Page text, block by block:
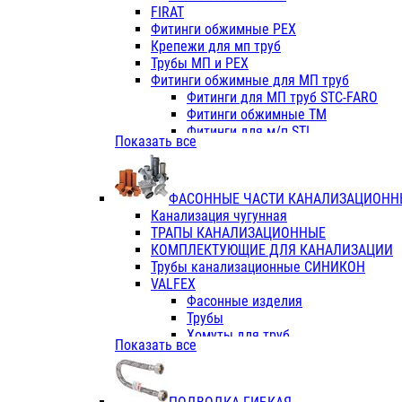
Фитинги ПП белые
Фитинги ПП белые
Фитинги ППс металл.белые
VALFEX
Трубы PE-RT
Трубы ПП водопровод белые
Трубы ПП водопровод серые
Трубы армированные
Трубы армированные
Фитинги с металл. серые
Фитинги ПП (серые)
Фитинги ПП белые
Краны
Фитинги ПП (белые)
Фитинги ПП с металлом белые
ПК КОНТУР
Краны полипропиленовые
Трубы полипропиленивые
FIRAT
Фитинги обжимные PEX
Крепежи для мп труб
Трубы МП и PEX
Фитинги обжимные для МП труб
Фитинги для МП труб STC-FARO
Фитинги обжимные ТМ
Фитинги для м/п STI
Фитинги для МП труб TITAN
TK
VALFEX
Показать все
ФАСОННЫЕ ЧАСТИ
Канализация чугунная
ТРАПЫ КАНАЛИЗАЦИОННЫЕ
КОМПЛЕКТУЮЩИЕ ДЛЯ КАНАЛИЗАЦИИ
Трубы канализационные СИНИКОН
VALFEX
Фасонные изделия
Трубы
Хомуты для труб
ПВХ (стройполимер)
Показать все